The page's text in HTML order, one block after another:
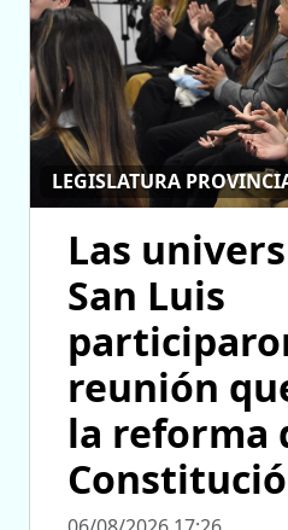
LEGISLATURA
Las
San Luis
reunión
la reforma